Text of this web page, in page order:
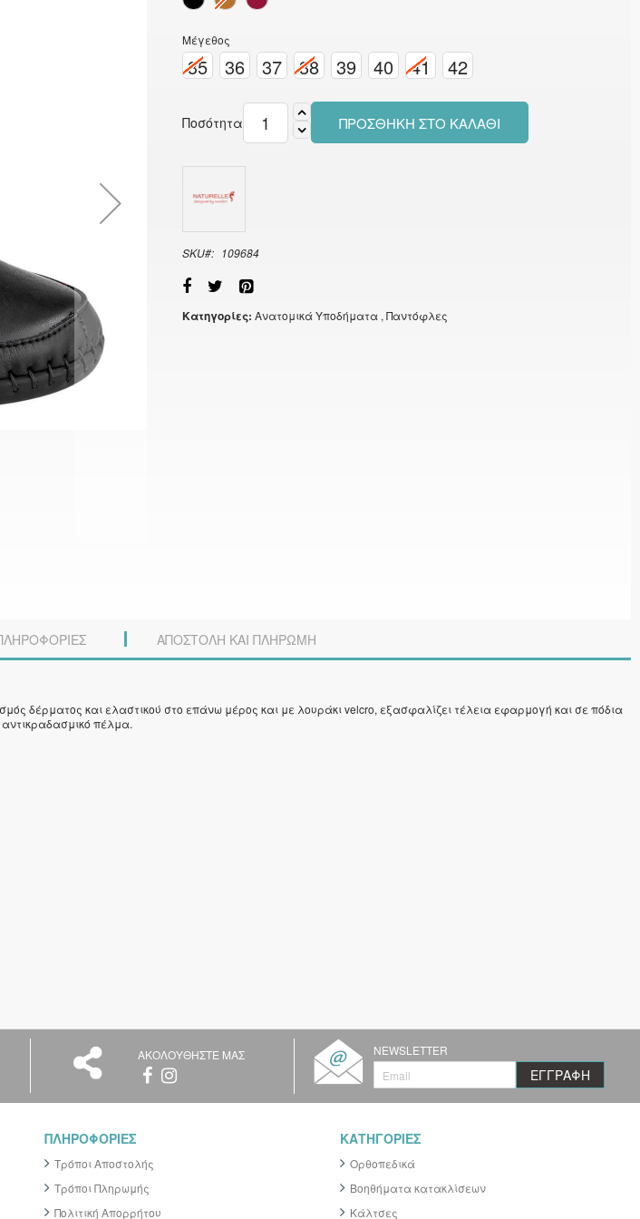
Μέγεθος
35 36 37 38 39 40 41 42
Ποσότητα ΠΡΟΣΘΉΚΗ ΣΤΟ ΚΑΛΆΘΙ
SKU 109684
Κατηγορίες: Ανατομικά Υποδήματα , Παντόφλες
δέρματος και ελαστικού στο επάνω μέρος και με λουράκι velcro, εξασφαλίζει τέλεια εφαρμογή και σε πόδια
πέλμα.
ΑΠΟΣΤΟΛΗ ΚΑΙ ΠΛΗΡΩΜΗ
ΑΚΟΛΟΥΘΗΣΤΕ ΜΑΣ
NEWSLETTER
Ε
φ
σ
τ
ο
Ε
ΕΓΓΡΑΦΉ
ΠΛΗΡΟΦΟΡΙΕΣ
Τρόποι Αποστολής
Τρόποι Πληρωμής
Πολιτική Απορρήτου
ΚΑΤΗΓΟΡΙΕΣ
Ορθοπεδικά
Βοηθήματα κατακλίσεων
Κάλτσες